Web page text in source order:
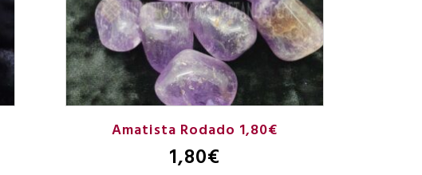
Amatista Rodado 1,80€
1,80€